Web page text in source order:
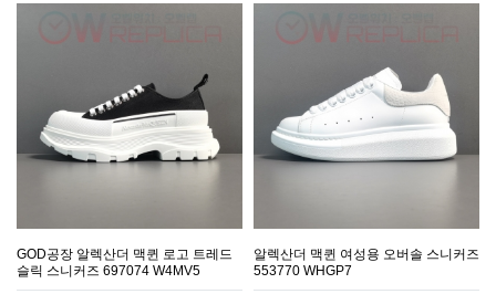
GOD공장 알렉산더 맥퀸 로고 트레드
슬릭 스니커즈 697074 W4MV5
알렉산더 맥퀸 여성용 오버솔 스니커즈
553770 WHGP7